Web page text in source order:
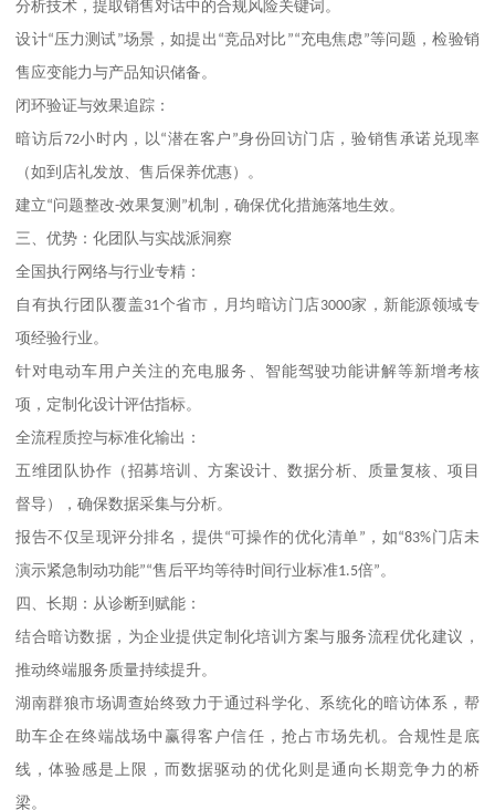
分析技术，提取销售对话中的合规风险关键词。
设计“压力测试”场景，如提出 “竞品对比 ”“充电焦虑”等问题，检验销
售应变能力与产品知识储备。
闭环验证与效果追踪：
暗访后72小时内，以“潜在客户 ”身份回访门店，验销售承诺兑现率
（如到店礼发放、售后保养优惠）。
建立“ 问题整改-效果复测 ”机制，确保优化措施落地生效。
三、优势：化团队与实战派洞察
全国执行网络与行业专精：
自有执行团队覆盖31个省市，月均暗访门店 3000家，新能源领域专
项经验行业。
针对电动车用户关注的充电服务、智能驾驶功能讲解等新增考核
项，定制化设计评估指标。
全流程质控与标准化输出：
五维团队协作（招募培训、方案设计、数据分析、质量复核、项目
督导），确保数据采集与分析。
报告不仅呈现评分排名，提供“ 可操作的优化清单” ，如 “83%门店未
演示紧急制动功能”“售后平均等待时间行业标准1.5倍”。
四、长期：从诊断到赋能：
结合暗访数据，为企业提供定制化培训方案与服务流程优化建议，
推动终端服务质量持续提升。
湖南群狼市场调查始终致力于通过科学化、系统化的暗访体系，帮
助车企在终端战场中赢得客户信任，抢占市场先机。合规性是底
线，体验感是上限，而数据驱动的优化则是通向长期竞争力的桥
梁。